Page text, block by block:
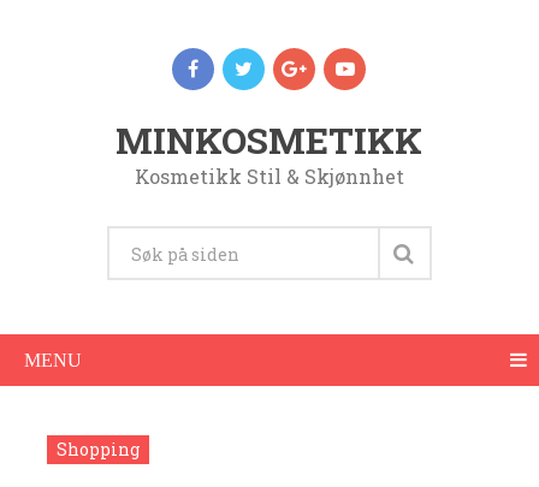
MINKOSMETIKK
Kosmetikk Stil & Skjønnhet
MENU
Shopping